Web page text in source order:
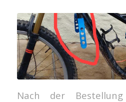
Nach der